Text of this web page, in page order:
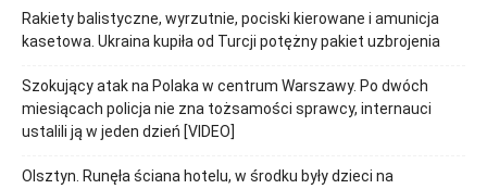
Rakiety balistyczne, wyrzutnie, pociski kierowane i amunicja
kasetowa. Ukraina kupiła od Turcji potężny pakiet uzbrojenia
Szokujący atak na Polaka w centrum Warszawy. Po dwóch
miesiącach policja nie zna tożsamości sprawcy, internauci
ustalili ją w jeden dzień [VIDEO]
Olsztyn. Runęła ściana hotelu, w środku były dzieci na